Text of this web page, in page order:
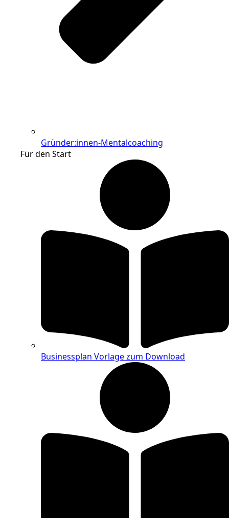
Gründer:innen-Mentalcoaching
Für den Start
Businessplan Vorlage zum Download